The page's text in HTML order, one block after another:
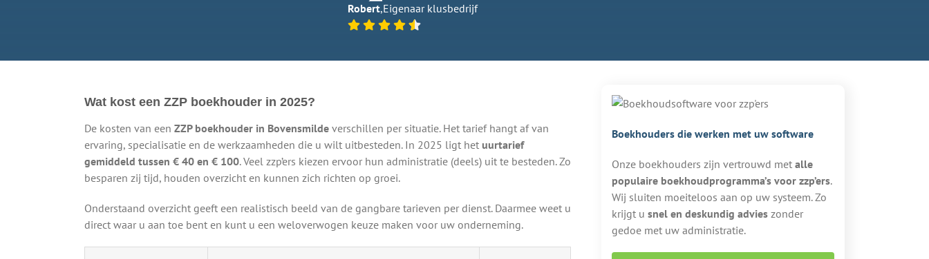
Robert,Eigenaar klusbedrijf
Wat kost een ZZP boekhouder in 2025?
De kosten van een ZZP boekhouder in Bovensmilde verschillen per situatie. Het tarief hangt af van
ervaring, specialisatie en de werkzaamheden die u wilt uitbesteden. In 2025 ligt het uurtarief
gemiddeld tussen € 40 en € 100. Veel zzp’ers kiezen ervoor hun administratie (deels) uit te besteden. Zo
besparen zij tijd, houden overzicht en kunnen zich richten op groei.
Onderstaand overzicht geeft een realistisch beeld van de gangbare tarieven per dienst. Daarmee weet u
direct waar u aan toe bent en kunt u een weloverwogen keuze maken voor uw onderneming.
Boekhouders die werken met uw software
Onze boekhouders zijn vertrouwd met alle
populaire boekhoudprogramma’s voor zzp’ers.
Wij sluiten moeiteloos aan op uw systeem. Zo
krijgt u snel en deskundig advies zonder
gedoe met uw administratie.